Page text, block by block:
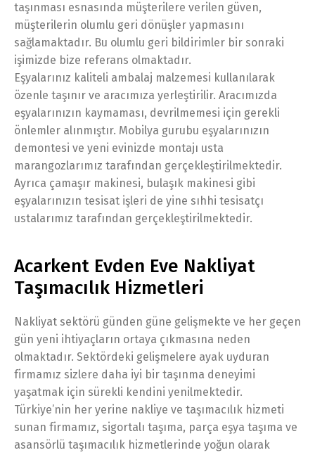
taşınması esnasında müşterilere verilen güven,
müşterilerin olumlu geri dönüşler yapmasını
sağlamaktadır. Bu olumlu geri bildirimler bir sonraki
işimizde bize referans olmaktadır.
Eşyalarınız kaliteli ambalaj malzemesi kullanılarak
özenle taşınır ve aracımıza yerleştirilir. Aracımızda
eşyalarınızın kaymaması, devrilmemesi için gerekli
önlemler alınmıştır. Mobilya gurubu eşyalarınızın
demontesi ve yeni evinizde montajı usta
marangozlarımız tarafından gerçekleştirilmektedir.
Ayrıca çamaşır makinesi, bulaşık makinesi gibi
eşyalarınızın tesisat işleri de yine sıhhi tesisatçı
ustalarımız tarafından gerçekleştirilmektedir.
Acarkent Evden Eve Nakliyat
Taşımacılık Hizmetleri
Nakliyat sektörü günden güne gelişmekte ve her geçen
gün yeni ihtiyaçların ortaya çıkmasına neden
olmaktadır. Sektördeki gelişmelere ayak uyduran
firmamız sizlere daha iyi bir taşınma deneyimi
yaşatmak için sürekli kendini yenilmektedir.
Türkiye’nin her yerine nakliye ve taşımacılık hizmeti
sunan firmamız, sigortalı taşıma, parça eşya taşıma ve
asansörlü taşımacılık hizmetlerinde yoğun olarak